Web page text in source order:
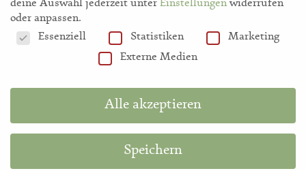
Shop
Hilfe
Information in English
deine Auswahl jederzeit unter Einstellungenwiderrufen
oder anpassen.
Datenschutzeinstellungen
Essenziell Statistiken
Marketing
Externe Medien
Alle akzeptieren
Speichern